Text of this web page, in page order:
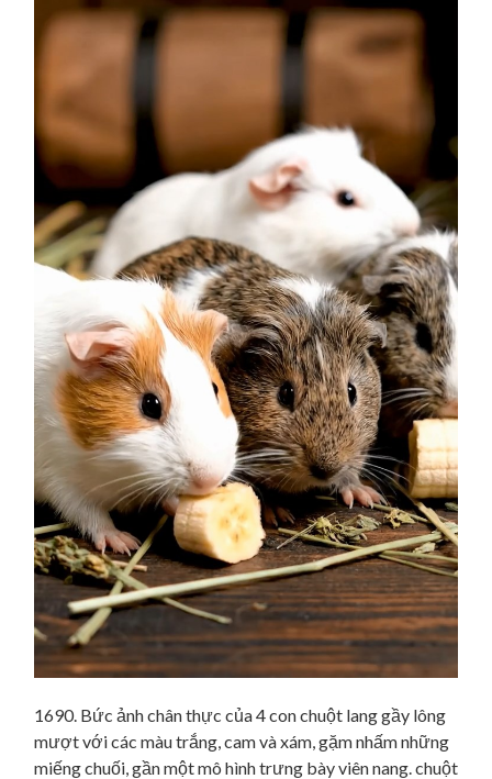
1690. Bức ảnh chân thực của 4 con chuột lang gầy lông
mượt với các màu trắng, cam và xám, gặm nhấm những
miếng chuối, gần một mô hình trưng bày viên nang. chuột